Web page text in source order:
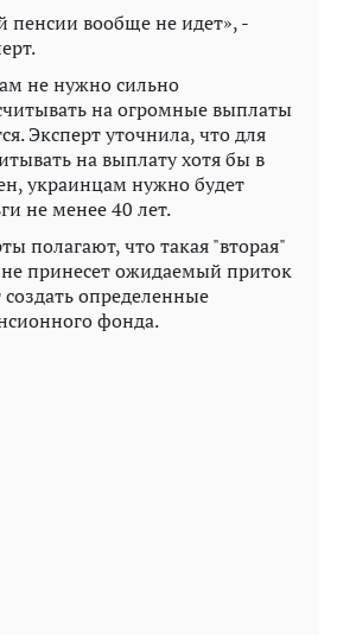
пенсии вообще не идет», -
не нужно сильно
на огромные выплаты
Эксперт уточнила, что для
на выплату хотя бы в
украинцам нужно будет
не менее 40 лет.
полагают, что такая "вторая"
принесет ожидаемый приток
определенные
фонда.